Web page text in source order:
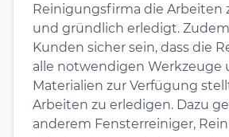
Reinigungsfirma die Arbeiten
und gründlich erledigt.
Kunden sicher sein, dass die
alle notwendigen Werkzeuge
Materialien zur Verfügung
Arbeiten zu erledigen. Dazu
anderem Fensterreiniger,